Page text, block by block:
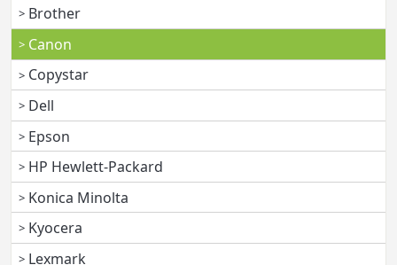
Brother
Canon
Copystar
Dell
Epson
HP Hewlett-Packard
Konica Minolta
Kyocera
Lexmark